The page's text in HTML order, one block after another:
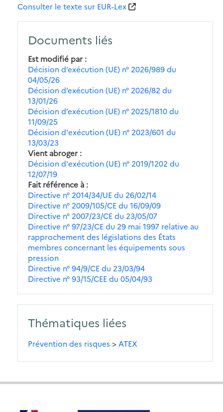
Consulter le texte sur EUR-Lex
Documents liés
Est modifié par
Décision d’exécution (UE) n° 2026/989 du
04/05/26
Décision d’exécution (UE) n° 2026/82 du
13/01/26
Décision d’exécution (UE) n° 2025/1810 du
11/09/25
Décision d'exécution (UE) n° 2023/601 du
13/03/23
Vient abroger
Décision d'exécution (UE) n° 2019/1202 du
12/07/19
Fait référence à
Directive n° 2014/34/UE du 26/02/14
Directive n° 2009/105/CE du 16/09/09
Directive n° 2007/23/CE du 23/05/07
Directive n° 97/23/CE du 29 mai 1997 relative au
rapprochement des législations des États
membres concernant les équipements sous
pression
Directive n° 94/9/CE du 23/03/94
Directive n° 93/15/CEE du 05/04/93
Thématiques liées
Prévention des risques > ATEX